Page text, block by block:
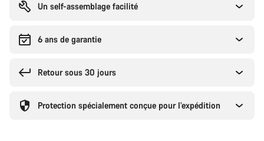
Un self-assemblage facilité
6 ans de garantie
Retour sous 30 jours
Protection spécialement conçue pour l’expédition